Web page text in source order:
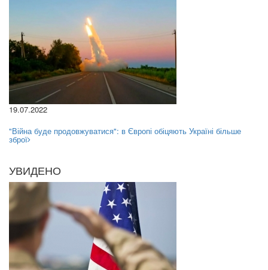
19.07.2022
"Війна буде продовжуватися": в Європі обіцяють Україні більше
зброї
УВИДЕНО